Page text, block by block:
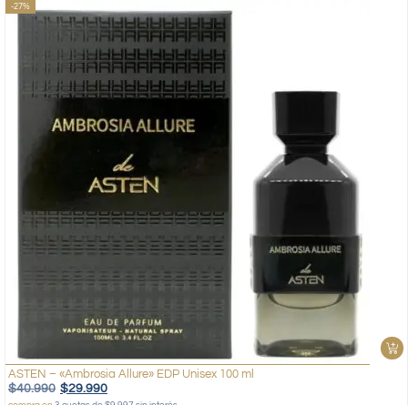
-27%
ASTEN – «Ambrosia Allure» EDP Unisex 100 ml
$40.990 $29.990